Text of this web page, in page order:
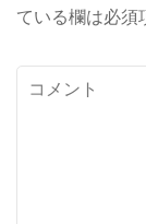
ている欄は必須
コ